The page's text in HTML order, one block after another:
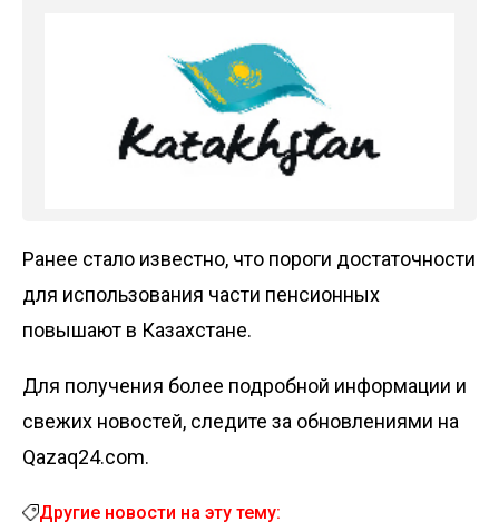
Ранее стало известно, что пороги достаточности
для использования части пенсионных
повышают в Казахстане.
Для получения более подробной информации и
свежих новостей, следите за обновлениями на
Qazaq24.com.
Другие новости на эту тему: